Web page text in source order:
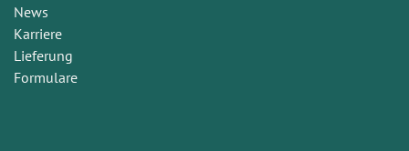
News
Karriere
Lieferung
Formulare